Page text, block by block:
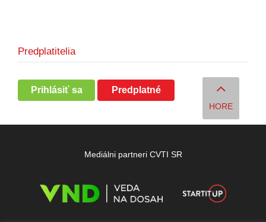
Predplatitelia
Prihlásiť sa Predplatné
HORE
Mediálni partneri CVTI SR